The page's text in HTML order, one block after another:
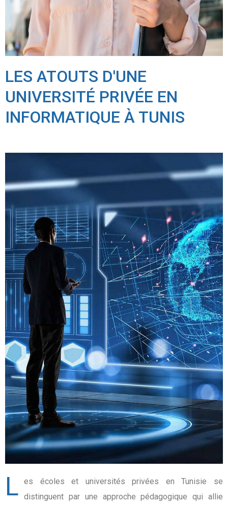
LES ATOUTS D'UNE
UNIVERSITÉ PRIVÉE EN
INFORMATIQUE À TUNIS
L es écoles et universités privées en Tunisie se
distinguent par une approche pédagogique qui allie